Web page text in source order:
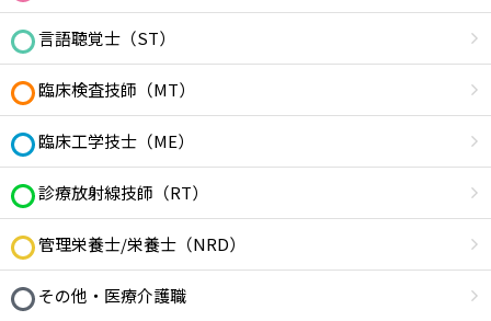
言語聴覚士（ST）
臨床検査技師（MT）
臨床工学技士（ME）
診療放射線技師（RT）
管理栄養士/栄養士（NRD）
その他・医療介護職